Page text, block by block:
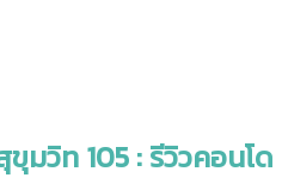
มวิท 105 : รีวิวคอนโด